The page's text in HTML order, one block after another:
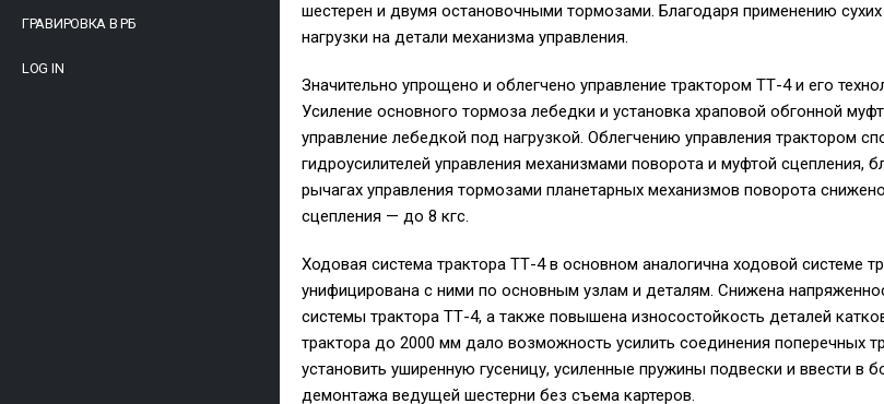
ГРАВИРОВКА В РБ
LOG IN
шестерен и двумя остановочными тормозами. Благодаря применению
нагрузки на детали механизма управления.
Значительно упрощено и облегчено управление трактором ТТ-4 и его
Усиление основного тормоза лебедки и установка храповой обгонной
управление лебедкой под нагрузкой. Облегчению управления трактором
гидроусилителей управления механизмами поворота и муфтой сцепления,
рычагах управления тормозами планетарных механизмов поворота
сцепления — до 8 кгс.
Ходовая система трактора ТТ-4 в основном аналогична ходовой системе
унифицирована с ними по основным узлам и деталям. Снижена
системы трактора ТТ-4, а также повышена износостойкость деталей
трактора до 2000 мм дало возможность усилить соединения поперечных
установить уширенную гусеницу, усиленные пружины подвески и ввести в
демонтажа ведущей шестерни без съема картеров.